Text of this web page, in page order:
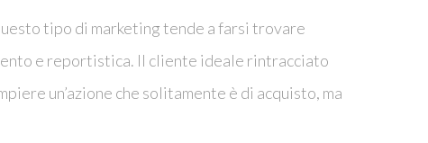
tipo di marketing tende a farsi trovare
e reportistica. Il cliente ideale rintracciato
un’azione che solitamente è di acquisto, ma